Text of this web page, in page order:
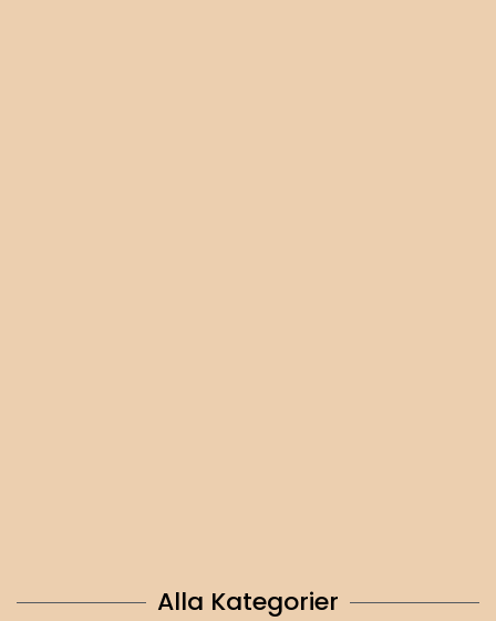
Alla Kategorier